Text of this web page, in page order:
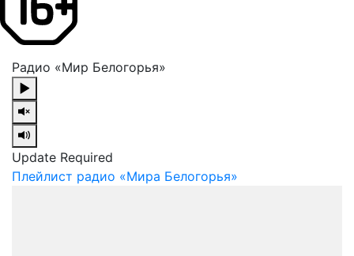
Радио «Мир Белогорья»
Update Required
Плейлист радио «Мира Белогорья»